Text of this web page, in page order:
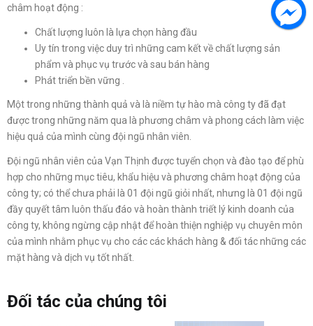
châm hoạt động :
Chất lượng luôn là lựa chọn hàng đầu
Uy tín trong việc duy trì những cam kết về chất lượng sản
phẩm và phục vụ trước và sau bán hàng
Phát triển bền vững .
Một trong những thành quả và là niềm tự hào mà công ty đã đạt
được trong những năm qua là phương châm và phong cách làm việc
hiệu quả của mình cùng đội ngũ nhân viên.
Đội ngũ nhân viên của Vạn Thịnh được tuyển chọn và đào tạo để phù
hợp cho những mục tiêu, khẩu hiệu và phương châm hoạt động của
công ty; có thể chưa phải là 01 đội ngũ giỏi nhất, nhưng là 01 đội ngũ
đầy quyết tâm luôn thấu đáo và hoàn thành triết lý kinh doanh của
công ty, không ngừng cập nhật để hoàn thiện nghiệp vụ chuyên môn
của mình nhằm phục vụ cho các các khách hàng & đối tác những các
mặt hàng và dịch vụ tốt nhất.
Đối tác của chúng tôi